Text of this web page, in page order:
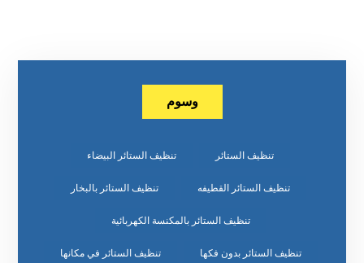
وسوم
تنظيف الستائر تنظيف الستائر البيضاء
تنظيف الستائر القطيفه تنظيف الستائر بالبخار
تنظيف الستائر بالمكنسة الكهربائية
تنظيف الستائر بدون فكها تنظيف الستائر في مكانها